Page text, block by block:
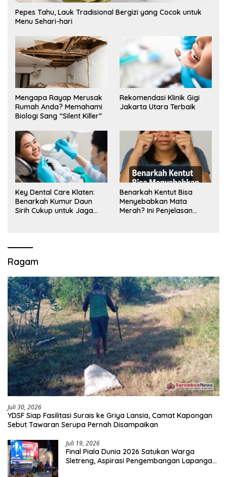
Pepes Tahu, Lauk Tradisional Bergizi yang Cocok untuk
Menu Sehari-hari
Mengapa Rayap Merusak
Rumah Anda? Memahami
Biologi Sang “Silent Killer”
Rekomendasi Klinik Gigi
Jakarta Utara Terbaik
Key Dental Care Klaten:
Benarkah Kumur Daun
Sirih Cukup untuk Jaga
Benarkah Kentut Bisa
Menyebabkan Mata
Merah? Ini Penjelasan
Ragam
Juli 30, 2026
YDSF Siap Fasilitasi Surais ke Griya Lansia, Camat Kapongan
Sebut Tawaran Serupa Pernah Disampaikan
Juli 19, 2026
Final Piala Dunia 2026 Satukan Warga
Sletreng, Aspirasi Pengembangan Lapangan